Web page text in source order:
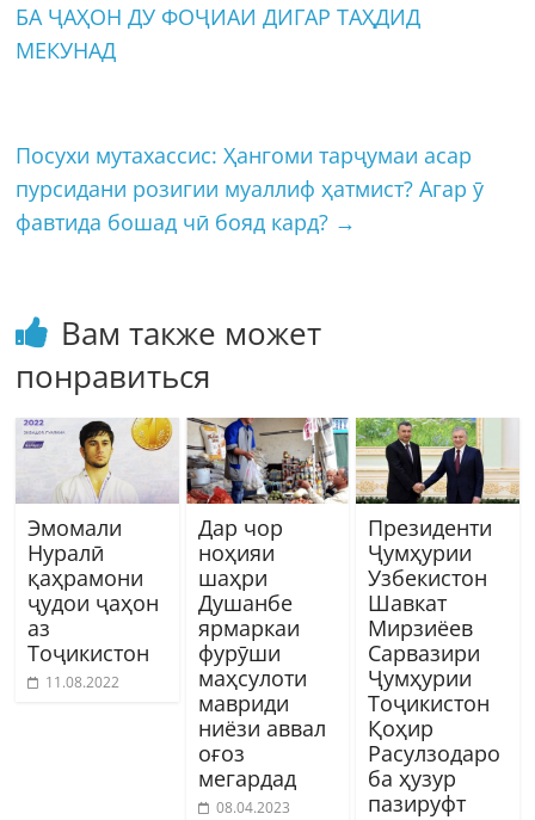
БА ҶАҲОН ДУ ФОҶИАИ ДИГАР ТАҲДИД
МЕКУНАД
Посухи мутахассис: Ҳангоми тарҷумаи асар
пурсидани розигии муаллиф ҳатмист? Агар ӯ
фавтида бошад чӣ бояд кард? →
Вам также может
понравиться
Эмомали
Нуралӣ
қаҳрамони
ҷудои ҷаҳон
аз
Тоҷикистон
11.08.2022
Дар чор
ноҳияи
шаҳри
Душанбе
ярмаркаи
фурӯши
маҳсулоти
мавриди
ниёзи аввал
оғоз
мегардад
08.04.2023
Президенти
Ҷумҳурии
Узбекистон
Шавкат
Мирзиёев
Сарвазири
Ҷумҳурии
Тоҷикистон
Қоҳир
Расулзодаро
ба ҳузур
пазируфт